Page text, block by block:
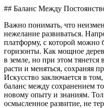
## Баланс Между
Важно понимать, что
нежелание развиваться.
платформу, с которой можно
горизонты. Как мощное
в земле, но при этом
расти и меняться, сохраняя
Искусство заключается в
баланс между сохранением
новому опыту и знаниям.
осмысленное развитие, не